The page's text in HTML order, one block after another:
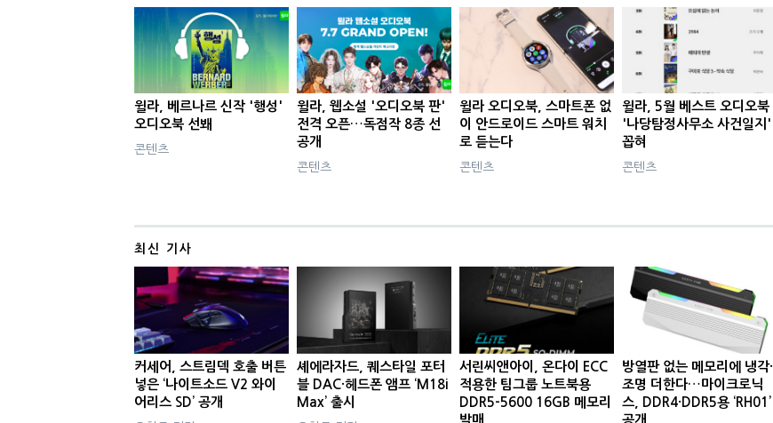
윌라, 베르나르 신작 '행성'
오디오북 선봬
콘텐츠
윌라, 웹소설 '오디오북 판'
전격 오픈…독점작 8종 선
공개
콘텐츠
윌라 오디오북, 스마트폰 없
이 안드로이드 스마트 워치
로 듣는다
콘텐츠
윌라, 5월 베스트 오디오북
'나당탐정사무소 사건일지'
꼽혀
콘텐츠
최신 기사
커세어, 스트림덱 호출 버튼
넣은 ‘나이트소드 V2 와이
어리스 SD’ 공개
셰에라자드, 퀘스타일 포터
블 DAC·헤드폰 앰프 ‘M18i
Max’ 출시
서린씨앤아이, 온다이 ECC
적용한 팀그룹 노트북용
DDR5-5600 16GB 메모리
발매
방열판 없는 메모리에 냉각·
조명 더한다…마이크로닉
스, DDR4·DDR5용 ‘RH01’
공개